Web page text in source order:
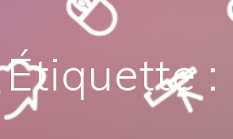
Étiquette :